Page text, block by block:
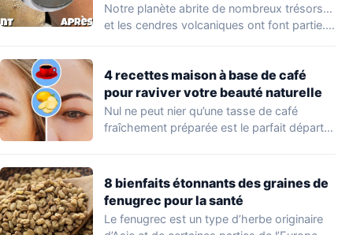
Notre planète abrite de nombreux trésors…
et les cendres volcaniques ont font partie.
4 recettes maison à base de café
pour raviver votre beauté naturelle
Nul ne peut nier qu’une tasse de café
fraîchement préparée est le parfait départ…
8 bienfaits étonnants des graines de
fenugrec pour la santé
Le fenugrec est un type d’herbe originaire